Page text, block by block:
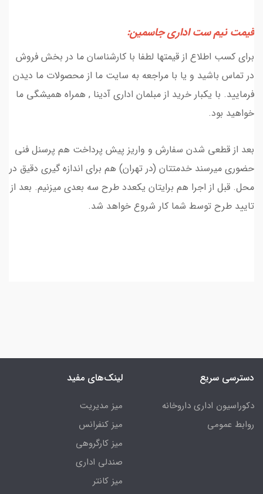
قیمت نیم ست اداری جاسمین:
برای کسب اطلاع از قیمتها لطفا با کارشناسان ما در بخش فروش
در تماس باشید و یا با مراجعه به سایت ما از محصولات ما دیدن
فرمایید. با یکبار خرید از مبلمان اداری آدینا , همراه همیشگی ما
خواهید بود.
بعد از قطعی شدن سفارش و واریز پیش پرداخت هم پرسنل فنی
حضوری میرسند خدمتتان (در تهران) هم برای اندازه گیری دقیق در
محل. قبل از اجرا هم برایتان یکعدد طرح سه بعدی میزنیم. بعد از
تایید طرح توسط شما کار شروع خواهد شد.
دسترسی سریع
دکوراسیون اداری داروخانه
روابط عمومی
لینک‌های مفید
میز مدیریت
میز کنفرانس
میز کارگروهی
صندلی اداری
میز کانتر